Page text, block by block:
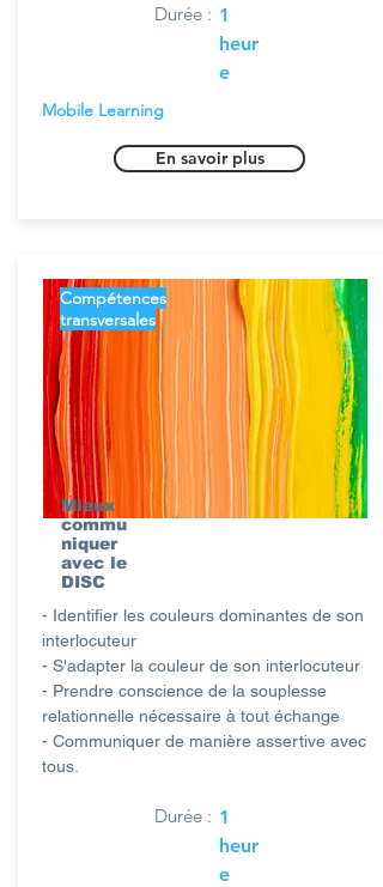
Durée : 1
heur
e
Mobile Learning
En savoir plus
Mieux
commu
niquer
avec le
DISC
Compétences
transversales
- Identifier les couleurs dominantes de son
interlocuteur
- S'adapter la couleur de son interlocuteur
- Prendre conscience de la souplesse
relationnelle nécessaire à tout échange
- Communiquer de manière assertive avec
tous.
Durée : 1
heur
e